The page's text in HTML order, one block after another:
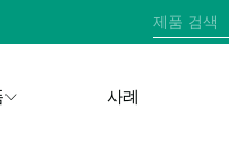
사례